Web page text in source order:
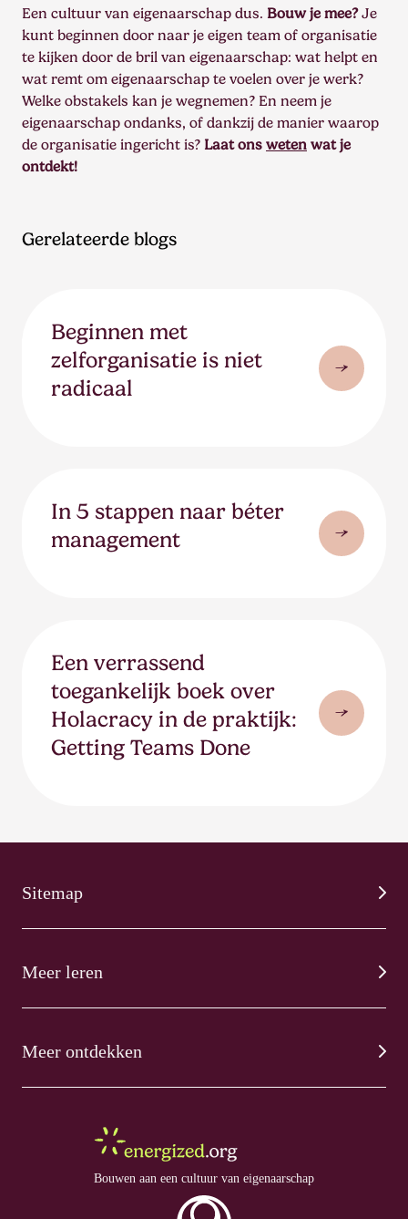
Een cultuur van eigenaarschap dus. Bouw je mee?Je
kunt beginnen door naar je eigen team of organisatie
te kijken door de bril van eigenaarschap: wat helpt en
wat remt om eigenaarschap te voelen over je werk?
Welke obstakels kan je wegnemen? En neem je
eigenaarschap ondanks, of dankzij de manier waarop
de organisatie ingericht is? Laat ons weten wat je
ontdekt!
Gerelateerde blogs
Beginnen met
zelforganisatie is niet
radicaal
In 5 stappen naar béter
management
Een verrassend
toegankelijk boek over
Holacracy in de praktijk:
Getting Teams Done
Sitemap
Meer leren
Meer ontdekken
Bouwen aan een cultuur van eigenaarschap